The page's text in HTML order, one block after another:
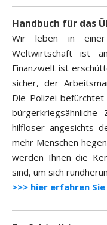
Handbuch für das
Wir leben in
Weltwirtschaft ist
Finanzwelt ist
sicher, der
Die Polizei
hilfloser angesichts
mehr Menschen
werden Ihnen die
sind, um sich
>>> hier erfahren